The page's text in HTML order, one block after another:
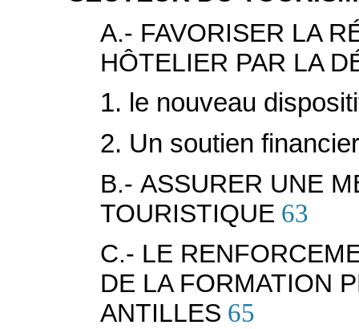
A.- FAVORISER LA
HÔTELIER PAR LA
1. le nouveau
2. Un soutien
B.- ASSURER UNE
TOURISTIQUE 63
C.- LE
DE LA FORMATION
ANTILLES 65